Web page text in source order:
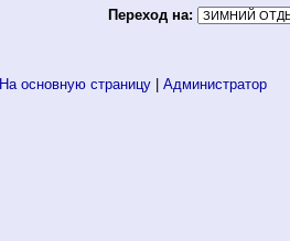
Переход на:
На основную страницу Администратор